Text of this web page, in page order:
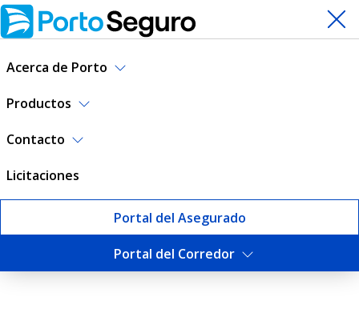
Acerca de Porto
Productos
Contacto
Licitaciones
Portal del Asegurado
Portal del Corredor
Formulario de reclamos |